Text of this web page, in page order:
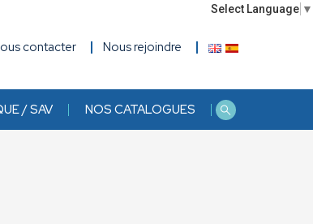
Select Language ▼
contacter Nous rejoindre
/ SAV NOS CATALOGUES